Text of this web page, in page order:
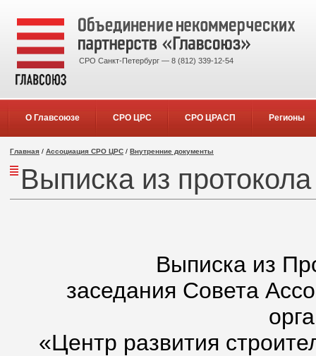
СРО Санкт-Петербург — 8 (812) 339-12-54
О Главсоюзе СРО ЦРС СРО ЦРАСП Регионы
Главная / Ассоциация СРО ЦРС / Внутренние документы
Выписка из протокола
Выписка из
заседания Совета
«Центр развития